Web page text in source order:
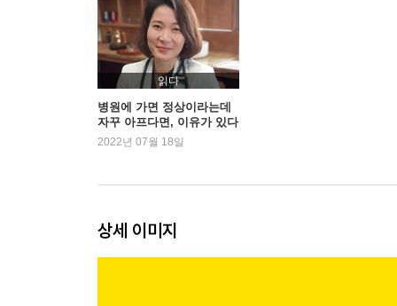
03 장 건강이 면역력을 좌우한다
04 음식, 면역 시스템에 보내는 신호
05 아군을 공격하도록 만드는 스트레스
06 인간을 위해 만든 물질, 인간을 위협하다
07 생활패턴을 바꾸면 이렇게 달라진다
Part 2 어떻게 파워 면역력을 올릴 것인가?
02 육식보다 채식하라
03 고칼로리 영양실조, 미토콘드리아를 병들게 한
읽다
병원에 가면 정상이라는데
자꾸 아프다면, 이유가 있다
2022년 07월 18일
상세 이미지